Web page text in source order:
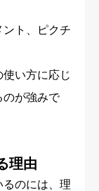
ト、ピクチ
使い方に応じ
のが強みで
理由
のには、理